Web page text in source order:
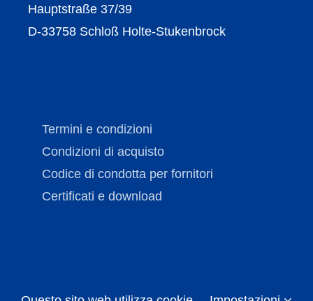
Hauptstraße 37/39
D-33758 Schloß Holte-Stukenbrock
Termini e condizioni
Condizioni di acquisto
Codice di condotta per fornitori
Certificati e download